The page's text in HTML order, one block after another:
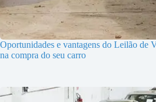
Oportunidades e vantagens do Leilão de
na compra do seu carro